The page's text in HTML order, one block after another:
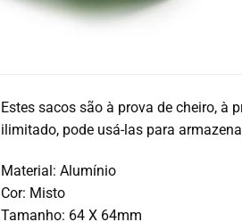
Estes sacos são à prova de cheiro, à
ilimitado, pode usá-las para
Material: Alumínio
Cor: Misto
Tamanho: 64 X 64mm